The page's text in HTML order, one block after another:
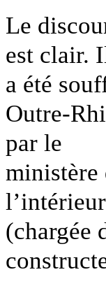
Le
est clair.
a été
Outre-
par le
ministère
(chargée